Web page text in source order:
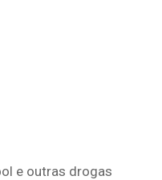
e outras drogas